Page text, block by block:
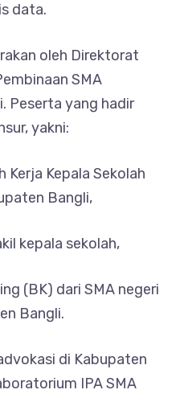
data.
oleh Direktorat
SMA
Peserta yang hadir
yakni:
Kerja Kepala Sekolah
Bangli,
kepala sekolah,
(BK) dari SMA negeri
Bangli.
di Kabupaten
IPA SMA